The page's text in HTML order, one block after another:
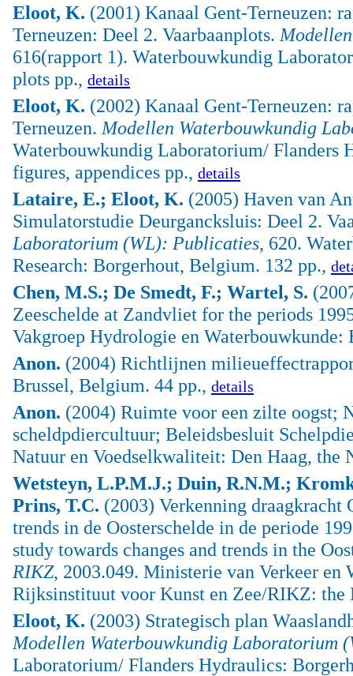
Eloot, K. (2001) Kanaal Gent-Terneuzen:
Terneuzen: Deel 2. Vaarbaanplots.
616(rapport 1). Waterbouwkundig
plots pp., details
Eloot, K. (2002) Kanaal Gent-Terneuzen:
Terneuzen. Modellen Waterbouwkundig
Waterbouwkundig Laboratorium/ Flanders
figures, appendices pp., details
Lataire, E.; Eloot, K. (2005) Haven van
Simulatorstudie Deurgancksluis: Deel 2.
Laboratorium (WL): Publicaties, 620.
Research: Borgerhout, Belgium. 132 pp.,
Chen, M.S.; De Smedt, F.; Wartel, S.
Zeeschelde at Zandvliet for the periods
Vakgroep Hydrologie en
Anon. (2004) Richtlijnen
Brussel, Belgium. 44 pp., details
Anon. (2004) Ruimte voor een zilte oogst;
scheldpdiercultuur; Beleidsbesluit
Natuur en Voedselkwaliteit: Den Haag, the
Wetsteyn, L.P.M.J.; Duin, R.N.M.;
Prins, T.C. (2003) Verkenning draagkracht
trends in de Oosterschelde in de periode
study towards changes and trends in the
RIKZ, 2003.049. Ministerie van Verkeer en
Rijksinstituut voor Kunst en Zee/RIKZ: the
Eloot, K. (2003) Strategisch plan
Modellen Waterbouwkundig Laboratorium
Laboratorium/ Flanders Hydraulics: